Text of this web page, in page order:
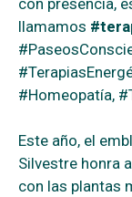
llamamos
#Homeopatía,
Este año, el
Silvestre honra
con las plantas